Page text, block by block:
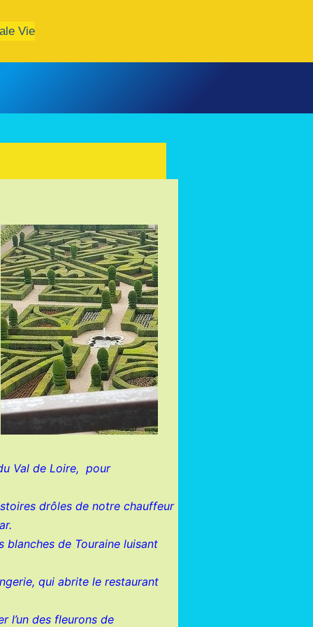
Vie
Val de Loire, pour
drôles de notre chauffeur
de Touraine luisant
qui abrite le restaurant
l’un des fleurons de